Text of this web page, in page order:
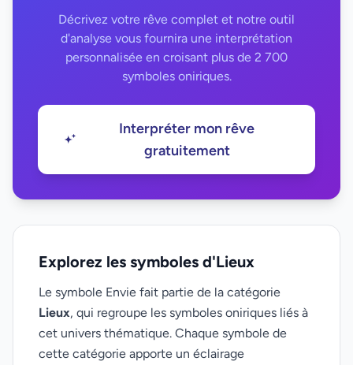
Décrivez votre rêve complet et notre outil
d'analyse vous fournira une interprétation
personnalisée en croisant plus de 2 700
symboles oniriques.
Interpréter mon rêve
gratuitement
Explorez les symboles d'Lieux
Le symbole Envie fait partie de la catégorie
Lieux, qui regroupe les symboles oniriques liés à
cet univers thématique. Chaque symbole de
cette catégorie apporte un éclairage